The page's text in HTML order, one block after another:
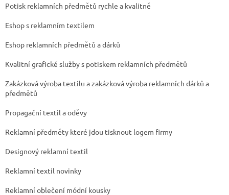
Potisk reklamních předmětů rychle a kvalitně
Eshop s reklamním textilem
Eshop reklamních předmětů a dárků
Kvalitní grafické služby s potiskem reklamních předmětů
Zakázková výroba textilu a zakázková výroba reklamních dárků a
předmětů
Propagační textil a oděvy
Reklamní předměty které jdou tisknout logem firmy
Designový reklamní textil
Reklamní textil novinky
Reklamní oblečení módní kousky